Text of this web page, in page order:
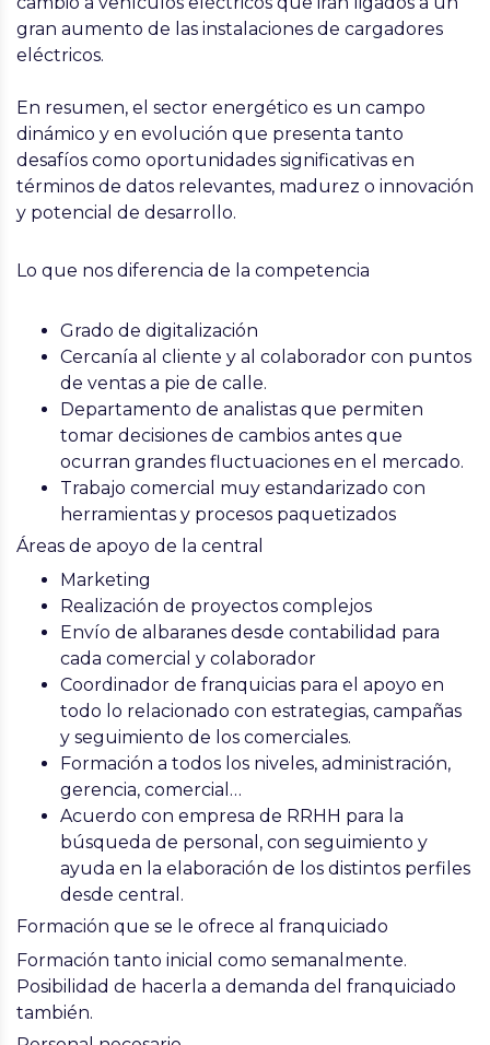
gran aumento de las instalaciones de cargadores
eléctricos.
En resumen, el sector energético es un campo
dinámico y en evolución que presenta tanto
desafíos como oportunidades significativas en
términos de datos relevantes, madurez o innovación
y potencial de desarrollo.
Lo que nos diferencia de la competencia
Grado de digitalización
Cercanía al cliente y al colaborador con puntos
de ventas a pie de calle.
Departamento de analistas que permiten
tomar decisiones de cambios antes que
ocurran grandes fluctuaciones en el mercado.
Trabajo comercial muy estandarizado con
herramientas y procesos paquetizados
Áreas de apoyo de la central
Marketing
Realización de proyectos complejos
Envío de albaranes desde contabilidad para
cada comercial y colaborador
Coordinador de franquicias para el apoyo en
todo lo relacionado con estrategias, campañas
y seguimiento de los comerciales.
Formación a todos los niveles, administración,
gerencia, comercial…
Acuerdo con empresa de RRHH para la
búsqueda de personal, con seguimiento y
ayuda en la elaboración de los distintos perfiles
desde central.
Formación que se le ofrece al franquiciado
Formación tanto inicial como semanalmente.
Posibilidad de hacerla a demanda del franquiciado
también.